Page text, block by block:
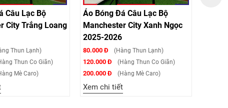
Lạc Bộ
Trắng Loang
Lạnh)
Thun Co Giãn)
Mè Caro)
Áo Bóng Đá Câu Lạc Bộ
Manchester City Xanh Ngọc
2025-2026
80.000 Đ (Hàng Thun Lạnh)
120.000 Đ (Hàng Thun Co Giãn)
200.000 Đ (Hàng Mè Caro)
Xem chi tiết